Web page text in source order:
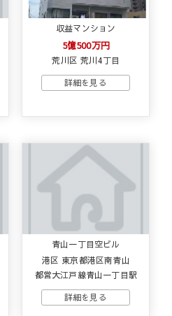
収益マンション
5億500万円
荒川区 荒川4丁目
青山一丁目空ビル
港区 東京都港区南青山
都営大江戸線青山一丁目駅